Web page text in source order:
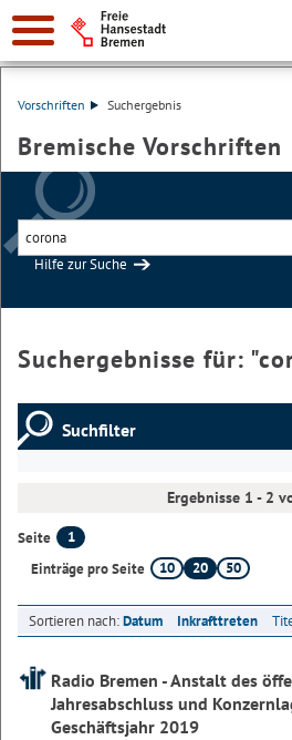
Vorschriften Suchergebnis
Bremische Vorschriften
Hilfe zur Suche
Suchergebnisse für: "
Suchfilter
Ergebnisse 1 - 2
Seite
1
Einträge pro Seite
10 20 50
Sortieren nach:Datum Inkrafttreten
Radio Bremen - Anstalt des
Jahresabschluss und
Geschäftsjahr 2019